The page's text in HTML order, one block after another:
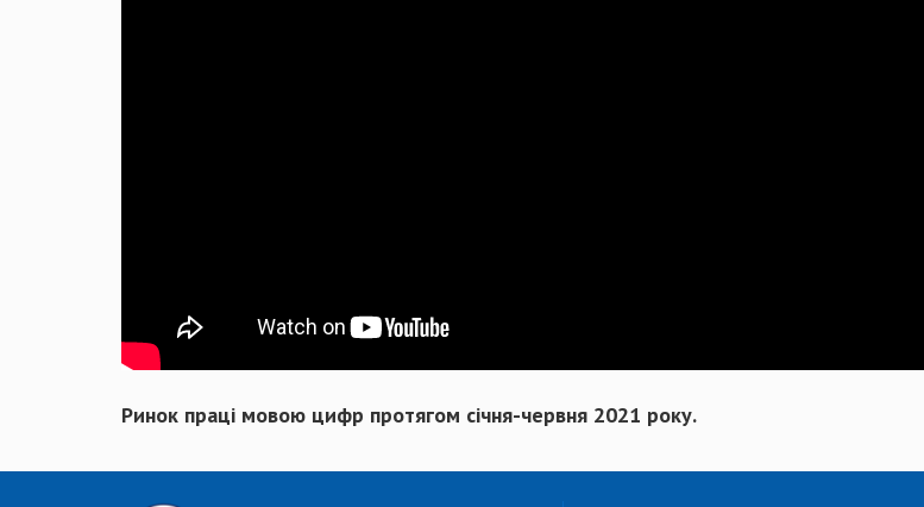
Ринок праці мовою цифр протягом січня-червня 2021 року.